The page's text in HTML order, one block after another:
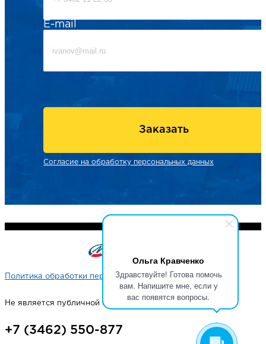
Ольга Кравченко
Здравствуйте! Готова помочь
вам. Напишите мне, если у
вас появятся вопросы.
E-mail
Заказать
Согласие на обработку персональных данных
Политика обработки персональных данных
Не является публичной офертой
+7 (3462) 550-877